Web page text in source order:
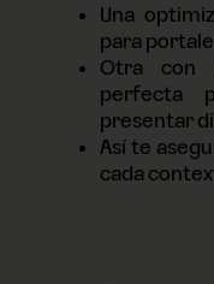
Una
para
Otra con
perfecta
presentar
Así te
cada